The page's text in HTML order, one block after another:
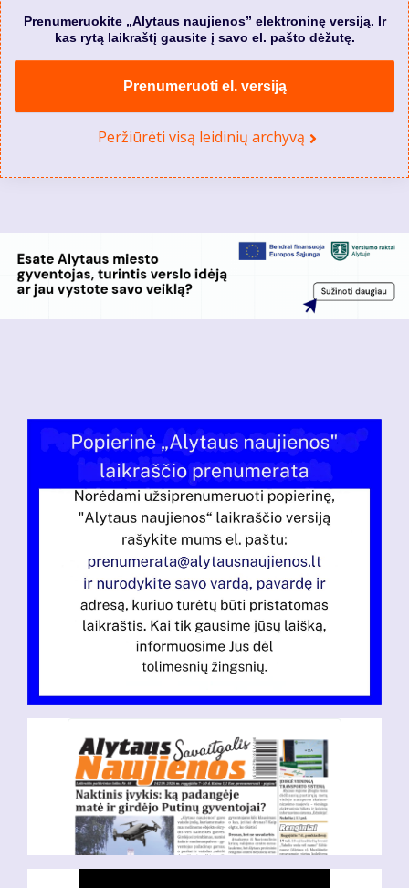
Prenumeruokite „Alytaus naujienos” elektroninę versiją. Ir
kas rytą laikraštį gausite į savo el. pašto dėžutę.
Prenumeruoti el. versiją
Peržiūrėti visą leidinių archyvą